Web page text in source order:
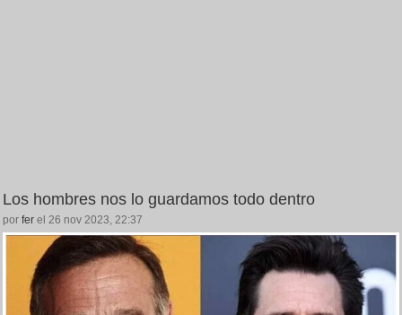
Los hombres nos lo guardamos todo dentro
por fer el 26 nov 2023, 22:37